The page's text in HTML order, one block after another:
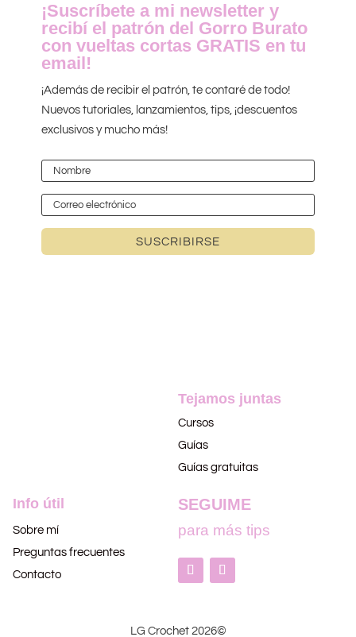
¡Suscríbete a mi newsletter y
recibí el patrón del Gorro Burato
con vueltas cortas GRATIS en tu
email!
¡Además de recibir el patrón, te contaré de todo!
Nuevos tutoriales, lanzamientos, tips, ¡descuentos
exclusivos y mucho más!
SUSCRIBIRSE
Tejamos juntas
Cursos
Guías
Guías gratuitas
Info útil
Sobre mí
Preguntas frecuentes
Contacto
SEGUIME
para más tips
LG Crochet 2026©